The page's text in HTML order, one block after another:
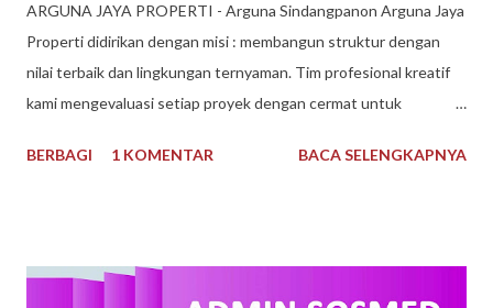
​ARGUNA JAYA PROPERTI - Arguna Sindangpanon Arguna Jaya
Properti didirikan dengan misi : membangun struktur dengan
nilai terbaik dan lingkungan ternyaman. Tim profesional kreatif
kami mengevaluasi setiap proyek dengan cermat untuk
tahun kami telah dikenal sebagai Pengembang Real Estate
keinginan untuk mewujudkan Impian anda. Menggunakan bahan
BERBAGI 1 KOMENTAR BACA SELENGKAPNYA